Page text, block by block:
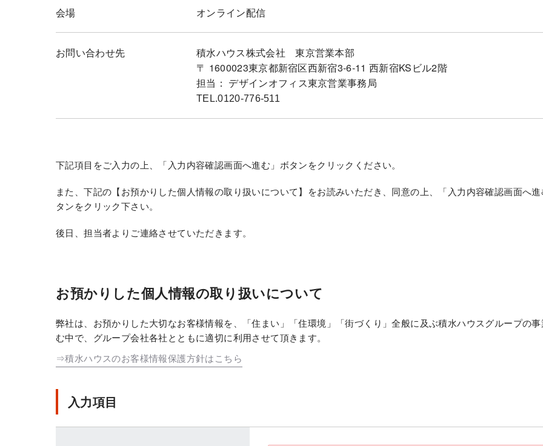
会場 オンライン配信
お問い合わせ先
積水ハウス株式会社 東京営業本部
〒 1600023東京都新宿区西新宿3-6-11 西新宿KSビル2階
担当： デザインオフィス東京営業事務局
TEL.0120-776-511
下記項目をご入力の上、「入力内容確認画面へ進む」ボタンをクリックください。
また、下記の【お預かりした個人情報の取り扱いについて】をお読みいただき、同意の上、「入力内容確認画面へ
タンをクリック下さい。
後日、担当者よりご連絡させていただきます。
お預かりした個人情報の取り扱いについて
弊社は、お預かりした大切なお客様情報を、「住まい」「住環境」「街づくり」全般に及ぶ積水ハウスグループの
む中で、グループ会社各社とともに適切に利用させて頂きます。
⇒積水ハウスのお客様情報保護方針はこちら
入力項目